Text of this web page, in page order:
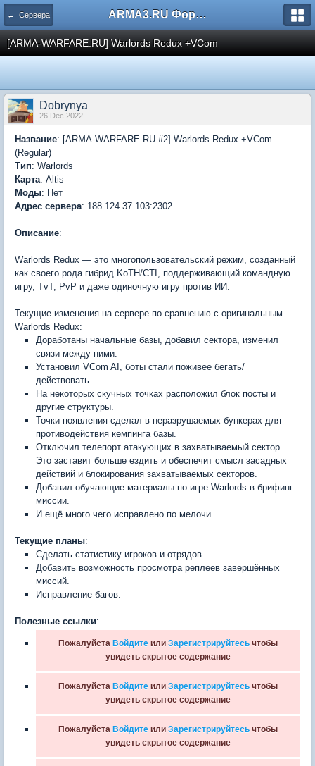
← Сервера ARMA3.RU Форум
[ARMA-WARFARE.RU] Warlords Redux +VCom
Dobrynya
26 Dec 2022
Название: [ARMA-WARFARE.RU #2] Warlords Redux +VCom
(Regular)
Тип: Warlords
Карта: Altis
Моды: Нет
Адрес сервера: 188.124.37.103:2302
Описание:
Warlords Redux — это многопользовательский режим, созданный
как своего рода гибрид KoTH/CTI, поддерживающий командную
игру, TvT, PvP и даже одиночную игру против ИИ.
Текущие изменения на сервере по сравнению с оригинальным
Warlords Redux:
Доработаны начальные базы, добавил сектора, изменил
связи между ними.
Установил VCom AI, боты стали поживее бегать/
действовать.
На некоторых скучных точках расположил блок посты и
другие структуры.
Точки появления сделал в неразрушаемых бункерах для
противодействия кемпинга базы.
Отключил телепорт атакующих в захватываемый сектор.
Это заставит больше ездить и обеспечит смысл засадных
действий и блокирования захватываемых секторов.
Добавил обучающие материалы по игре Warlords в брифинг
миссии.
И ещё много чего исправлено по мелочи.
Текущие планы:
Сделать статистику игроков и отрядов.
Добавить возможность просмотра реплеев завершённых
миссий.
Исправление багов.
Полезные ссылки:
Пожалуйста Войдите или Зарегистрируйтесь чтобы
увидеть скрытое содержание
Пожалуйста Войдите или Зарегистрируйтесь чтобы
увидеть скрытое содержание
Пожалуйста Войдите или Зарегистрируйтесь чтобы
увидеть скрытое содержание